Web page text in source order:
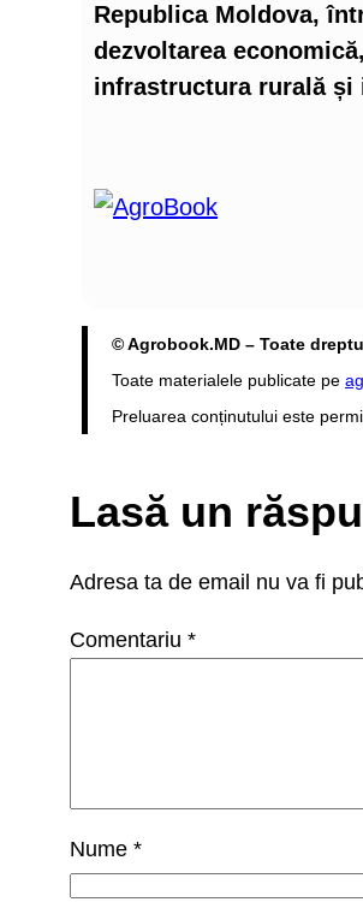
Republica Moldova,
dezvoltarea
infrastructura rurală
© Agrobook.MD – Toate
Toate materialele publicate pe
Preluarea conținutului este
Lasă un
Adresa ta de email nu va fi
Comentariu *
Nume *